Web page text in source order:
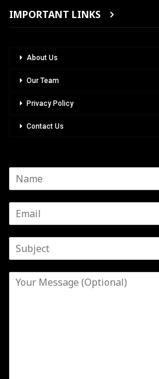
IMPORTANT LINKS
About Us
Our Team
Privacy Policy
Contact Us